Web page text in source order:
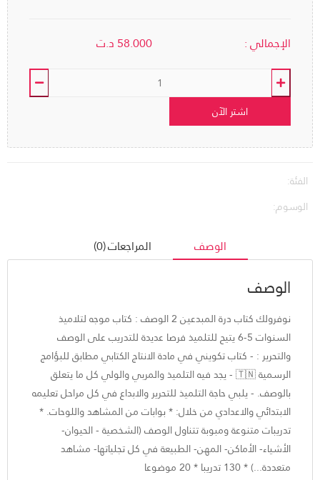
الإجمالي : 58.000 د.ت
اشتر الآن
الفئة:
الوسوم:
الوصف المراجعات (0)
الوصف
نوفرولك كتاب درة المبدعين 2 الوصف : كتاب موجه لتلاميذ
السنوات 5-6 يتيح للتلميذ فرصا عديدة للتدريب على الوصف
والتحرير : - كتاب تكويني في مادة الانتاج الكتابي مطابق للبؤامج
الرسمية 🇹🇳 - يجد فيه التلميذ والمربي والولي كل ما يتعلق
بالوصف. - يلبي حاجة التلميذ للتحرير والابداع في كل مراحل تعليمه
الابتدائي والاعدادي من خلال: * بوابات من المشاهد واللوحات. *
تدريبات متنوعة ومبوبة تتناول الوصف (الشخصية - الحيوان-
الأشياء- الأماكن- المهن- الطبيعة في كل تجلياتها- مشاهد
متعددة...) * 130 تدريبا * 20 موضوعا